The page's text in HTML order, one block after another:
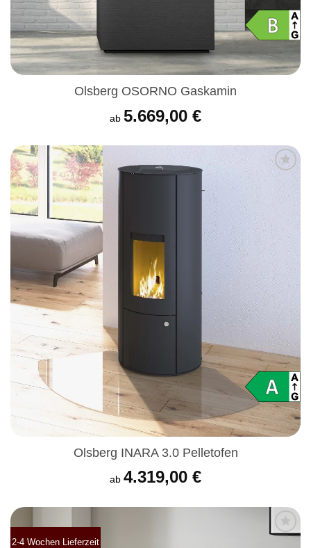
Olsberg OSORNO Gaskamin
ab 5.669,00 €
Produkt
merken
Olsberg INARA 3.0 Pelletofen
ab 4.319,00 €
2-4 Wochen Lieferzeit